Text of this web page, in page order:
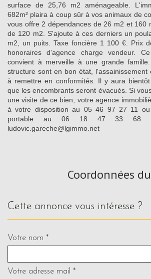
surface de 25,76 m2 aménageable.
682m² plaira à coup sûr à vos animaux de
vous offre 2 dépendances de 26 m2 et 160
de 120 m2. S'ajoute à ces derniers un
m2, un puits. Taxe foncière 1 100 €. Prix
honoraires d'agence charge vendeur.
convient à merveille à une grande
structure sont en bon état, l'assainissement
à remettre en conformités. Il y aura
que les encombrants seront évacués. Si
une visite de ce bien, votre agence
à votre disposition au 05 46 97 27 11
portable au 06 18 47 33 68
ludovic.gareche@lgimmo.net
Coordonnées
cette annonce vous intéresse ?
Votre nom *
Votre adresse mail *